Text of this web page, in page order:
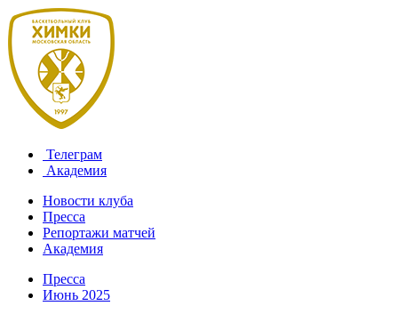
Телеграм
Академия
Новости клуба
Пресса
Репортажи матчей
Академия
Пресса
Июнь 2025